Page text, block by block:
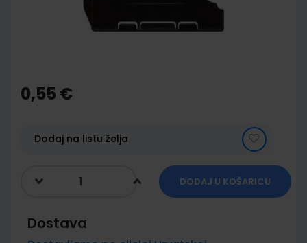
the
beginning
gallery
0,55 €
Dodaj na listu želja
DODAJ U KOŠARICU
Dostava